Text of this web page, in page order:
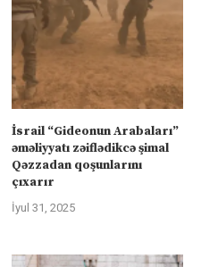
İsrail “Gideonun Arabaları”
əməliyyatı zəiflədikcə şimal
Qəzzadan qoşunlarını
çıxarır
İyul 31, 2025